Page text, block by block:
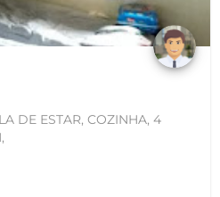
DE ESTAR, COZINHA, 4